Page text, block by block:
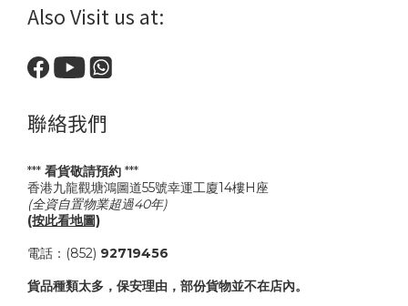
Also Visit us at:
聯絡我們
*** 看貨敬請預約 ***
香港九龍觀塘鴻圖道55號幸運工廈14樓H座
(全資自置物業超過40年)
(按此看地圖)
電話：(852) 92719456
貨品種類太多，保安理由，部份貨物並不在店內。